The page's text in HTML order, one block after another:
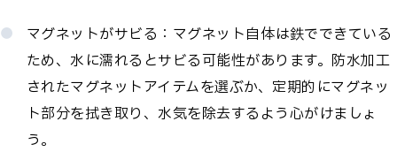
マグネットがサビる：マグネット自体は鉄でできている
ため、水に濡れるとサビる可能性があります。防水加工
されたマグネットアイテムを選ぶか、定期的にマグネッ
ト部分を拭き取り、水気を除去するよう心がけましょ
う。